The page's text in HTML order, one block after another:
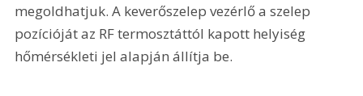
megoldhatjuk. A keverőszelep vezérlő a szelep
pozícióját az RF termosztáttól kapott helyiség
hőmérsékleti jel alapján állítja be.